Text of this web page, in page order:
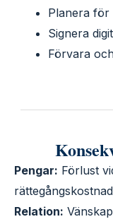
Planera för
Signera
Förvara
Pengar: Förlust
Relation: